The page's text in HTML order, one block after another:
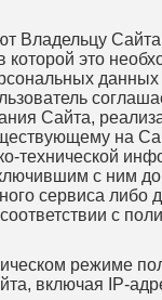
Владельцу
это
Сайта,
на
технической
с ним
сервиса
с
режиме
включая IP-